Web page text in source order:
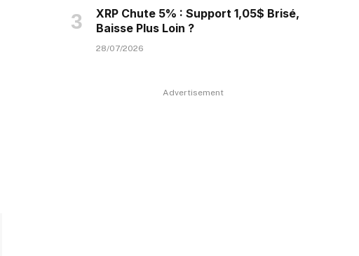
XRP Chute 5% : Support 1,05$ Brisé,
Baisse Plus Loin ?
28/07/2026
Advertisement